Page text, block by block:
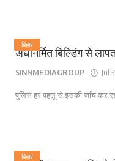
बिहार
अर्धनिर्मित बिल्डिंग से
SINNMEDIAGROUP Jul
पुलिस हर पहलू से इसकी जाँच कर
बिहार